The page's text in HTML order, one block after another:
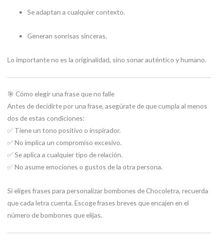
Se adaptan a cualquier contexto.
Generan sonrisas sinceras.
Lo importante no es la originalidad, sino sonar auténtico y humano.
🎯 Cómo elegir una frase que no falle
Antes de decidirte por una frase, asegúrate de que cumpla al menos
dos de estas condiciones:
✅ Tiene un tono positivo o inspirador.
✅ No implica un compromiso excesivo.
✅ Se aplica a cualquier tipo de relación.
✅ No asume emociones o gustos de la otra persona.
Si eliges frases para personalizar bombones de Chocoletra, recuerda
que cada letra cuenta. Escoge frases breves que encajen en el
número de bombones que elijas.